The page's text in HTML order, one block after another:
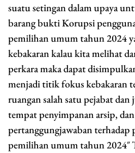
suatu setingan dalam upaya
barang bukti Korupsi
pemilihan umum tahun 2024
kebakaran kalau kita melihat
perkara maka dapat
menjadi titik fokus kebakaran
ruangan salah satu pejabat dan
tempat penyimpanan arsip,
pertanggungjawaban terhadap
pemilihan umum tahun